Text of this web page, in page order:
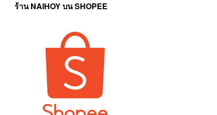
ร้าน NAIHOY บน SHOPEE